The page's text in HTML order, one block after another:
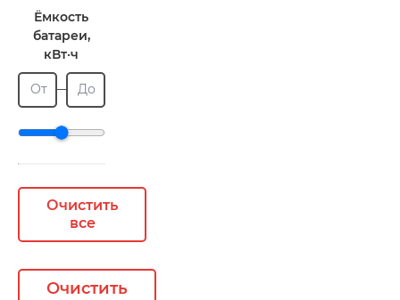
Ёмкость
батареи,
кВт·ч
От До
Очистить
все
Очистить